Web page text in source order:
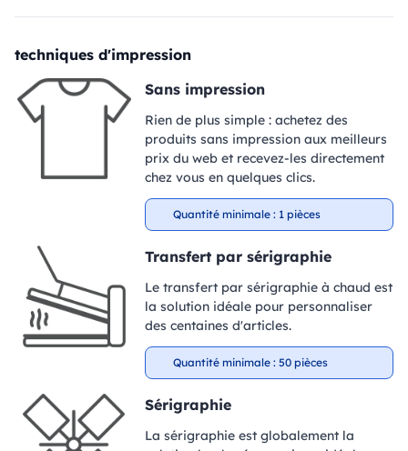
techniques d'impression
Sans impression
Rien de plus simple : achetez des
produits sans impression aux meilleurs
prix du web et recevez-les directement
chez vous en quelques clics.
Quantité minimale : 1 pièces
Transfert par sérigraphie
Le transfert par sérigraphie à chaud est
la solution idéale pour personnaliser
des centaines d'articles.
Quantité minimale : 50 pièces
Sérigraphie
La sérigraphie est globalement la